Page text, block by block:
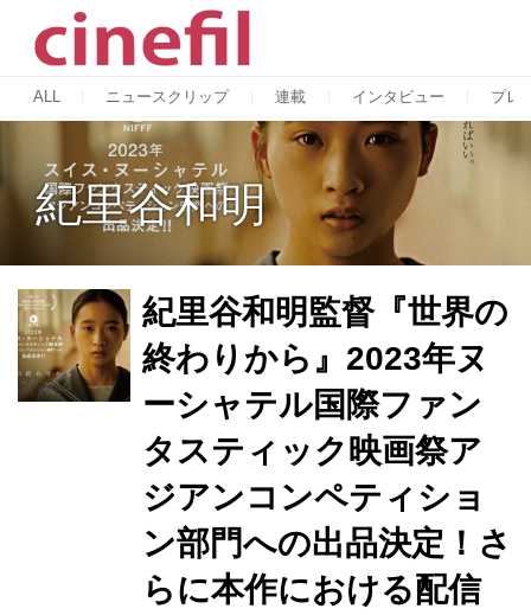
ALL ニュースクリップ 連載 インタビュー プレ
紀里谷和明
紀里谷和明監督『世界の
終わりから』2023年ヌ
ーシャテル国際ファン
タスティック映画祭ア
ジアンコンペティショ
ン部門への出品決定！さ
らに本作における配信